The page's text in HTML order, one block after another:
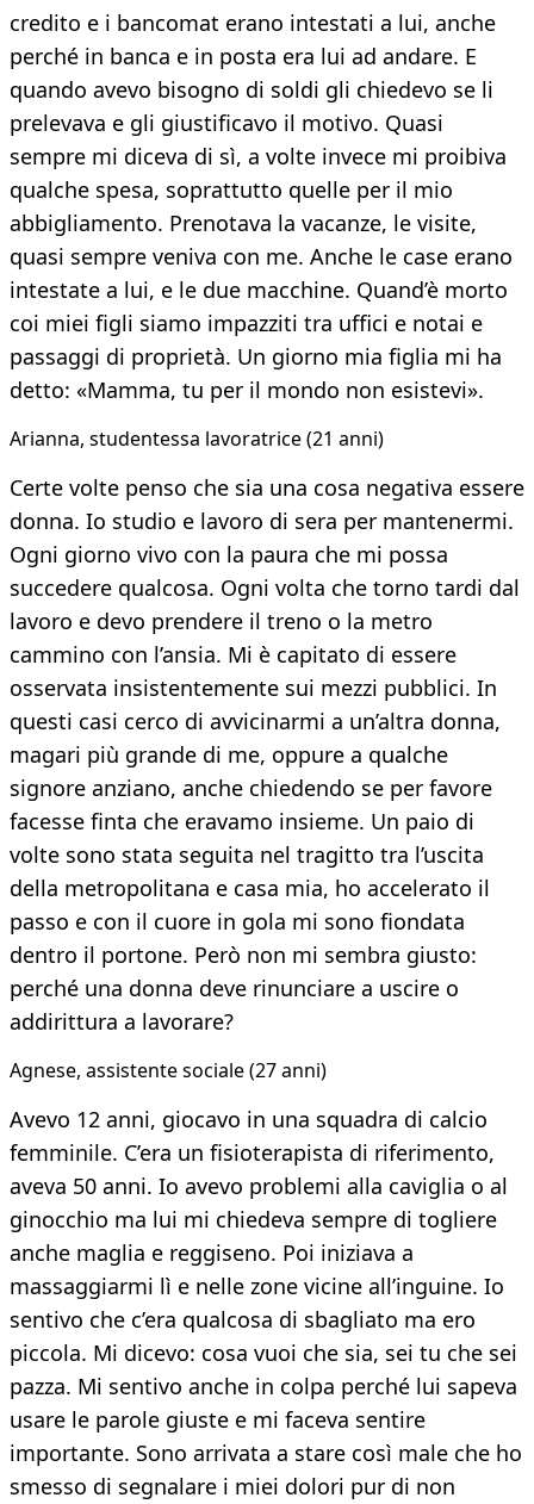
credito e i bancomat erano intestati a lui, anche
perché in banca e in posta era lui ad andare. E
quando avevo bisogno di soldi gli chiedevo se li
prelevava e gli giustificavo il motivo. Quasi
sempre mi diceva di sì, a volte invece mi proibiva
qualche spesa, soprattutto quelle per il mio
abbigliamento. Prenotava la vacanze, le visite,
quasi sempre veniva con me. Anche le case erano
intestate a lui, e le due macchine. Quand’è morto
coi miei figli siamo impazziti tra uffici e notai e
passaggi di proprietà. Un giorno mia figlia mi ha
detto: «Mamma, tu per il mondo non esistevi».
Arianna, studentessa lavoratrice (21 anni)
Certe volte penso che sia una cosa negativa essere
donna. Io studio e lavoro di sera per mantenermi.
Ogni giorno vivo con la paura che mi possa
succedere qualcosa. Ogni volta che torno tardi dal
lavoro e devo prendere il treno o la metro
cammino con l’ansia. Mi è capitato di essere
osservata insistentemente sui mezzi pubblici. In
questi casi cerco di avvicinarmi a un’altra donna,
magari più grande di me, oppure a qualche
signore anziano, anche chiedendo se per favore
facesse finta che eravamo insieme. Un paio di
volte sono stata seguita nel tragitto tra l’uscita
della metropolitana e casa mia, ho accelerato il
passo e con il cuore in gola mi sono fiondata
dentro il portone. Però non mi sembra giusto:
perché una donna deve rinunciare a uscire o
addirittura a lavorare?
Agnese, assistente sociale (27 anni)
Avevo 12 anni, giocavo in una squadra di calcio
femminile. C’era un fisioterapista di riferimento,
aveva 50 anni. Io avevo problemi alla caviglia o al
ginocchio ma lui mi chiedeva sempre di togliere
anche maglia e reggiseno. Poi iniziava a
massaggiarmi lì e nelle zone vicine all’inguine. Io
sentivo che c’era qualcosa di sbagliato ma ero
piccola. Mi dicevo: cosa vuoi che sia, sei tu che sei
pazza. Mi sentivo anche in colpa perché lui sapeva
usare le parole giuste e mi faceva sentire
importante. Sono arrivata a stare così male che ho
smesso di segnalare i miei dolori pur di non